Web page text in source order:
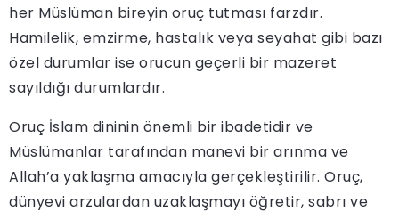
her Müslüman bireyin oruç tutması farzdır.
Hamilelik, emzirme, hastalık veya seyahat gibi bazı
özel durumlar ise orucun geçerli bir mazeret
sayıldığı durumlardır.
Oruç İslam dininin önemli bir ibadetidir ve
Müslümanlar tarafından manevi bir arınma ve
Allah’a yaklaşma amacıyla gerçekleştirilir. Oruç,
dünyevi arzulardan uzaklaşmayı öğretir, sabrı ve